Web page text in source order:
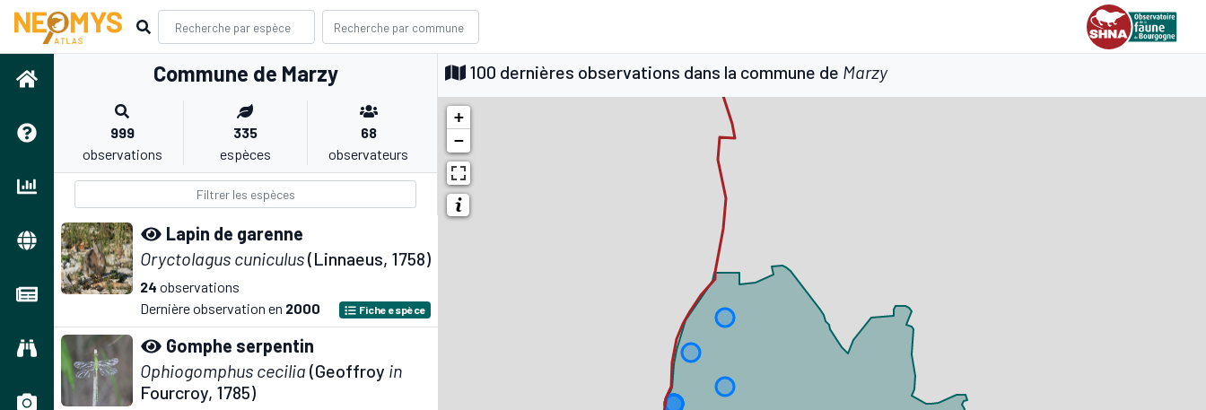
Commune de Marzy
999
observations
335
espèces
68
observateurs
Lapin de garenne
Oryctolagus cuniculus(Linnaeus, 1758)
24 observations
Dernière observation en 2000 Fiche espèce
Gomphe serpentin
Ophiogomphus cecilia (Geoffroy in
Fourcroy, 1785)
100 dernières observations dans la commune de Marzy
+
−